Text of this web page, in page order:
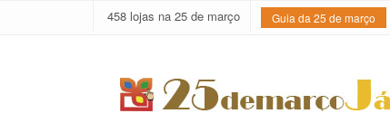
458 lojas na 25 de março Guia da 25 de março